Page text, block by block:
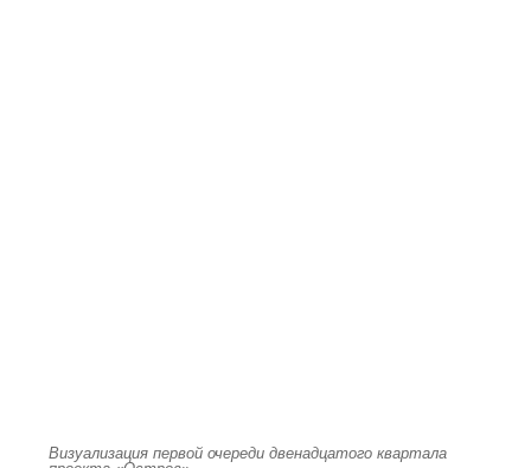
Визуализация первой очереди двенадцатого квартала